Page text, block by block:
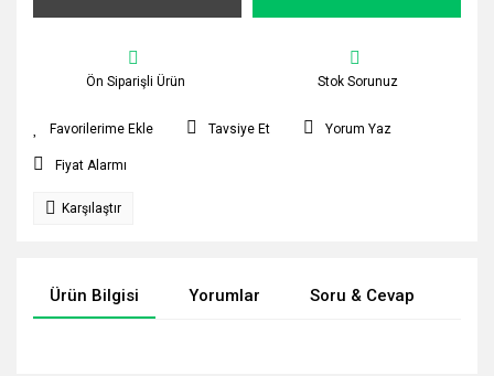
Ön Siparişli Ürün Stok Sorunuz
Tavsiye Et Yorum Yaz
Fiyat Alarmı
Karşılaştır
Ürün Bilgisi Yorumlar Soru & Cevap